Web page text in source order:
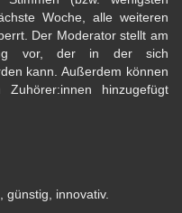
Woche, alle weiteren
Der Moderator stellt am
vor, der in der sich
kann. Außerdem können
hinzugefügt
günstig, innovativ.